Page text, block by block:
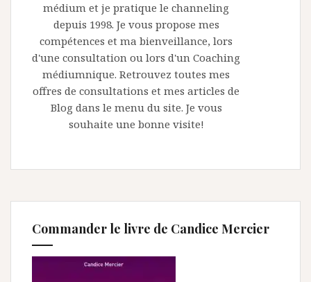
médium et je pratique le channeling
depuis 1998. Je vous propose mes
compétences et ma bienveillance, lors
d'une consultation ou lors d'un Coaching
médiumnique. Retrouvez toutes mes
offres de consultations et mes articles de
Blog dans le menu du site. Je vous
souhaite une bonne visite!
Commander le livre de Candice Mercier